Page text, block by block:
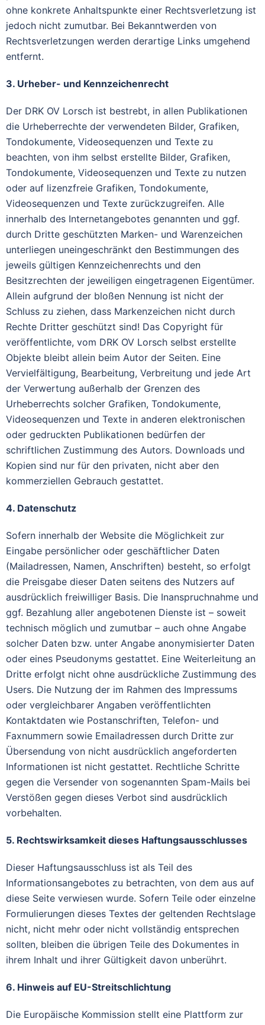
ohne konkrete Anhaltspunkte einer Rechtsverletzung ist
jedoch nicht zumutbar. Bei Bekanntwerden von
Rechtsverletzungen werden derartige Links umgehend
entfernt.
3. Urheber- und Kennzeichenrecht
Der DRK OV Lorsch ist bestrebt, in allen Publikationen
die Urheberrechte der verwendeten Bilder, Grafiken,
Tondokumente, Videosequenzen und Texte zu
beachten, von ihm selbst erstellte Bilder, Grafiken,
Tondokumente, Videosequenzen und Texte zu nutzen
oder auf lizenzfreie Grafiken, Tondokumente,
Videosequenzen und Texte zurückzugreifen. Alle
innerhalb des Internetangebotes genannten und ggf.
durch Dritte geschützten Marken- und Warenzeichen
unterliegen uneingeschränkt den Bestimmungen des
jeweils gültigen Kennzeichenrechts und den
Besitzrechten der jeweiligen eingetragenen Eigentümer.
Allein aufgrund der bloßen Nennung ist nicht der
Schluss zu ziehen, dass Markenzeichen nicht durch
Rechte Dritter geschützt sind! Das Copyright für
veröffentlichte, vom DRK OV Lorsch selbst erstellte
Objekte bleibt allein beim Autor der Seiten. Eine
Vervielfältigung, Bearbeitung, Verbreitung und jede Art
der Verwertung außerhalb der Grenzen des
Urheberrechts solcher Grafiken, Tondokumente,
Videosequenzen und Texte in anderen elektronischen
oder gedruckten Publikationen bedürfen der
schriftlichen Zustimmung des Autors. Downloads und
Kopien sind nur für den privaten, nicht aber den
kommerziellen Gebrauch gestattet.
4. Datenschutz
Sofern innerhalb der Website die Möglichkeit zur
Eingabe persönlicher oder geschäftlicher Daten
(Mailadressen, Namen, Anschriften) besteht, so erfolgt
die Preisgabe dieser Daten seitens des Nutzers auf
ausdrücklich freiwilliger Basis. Die Inanspruchnahme und
ggf. Bezahlung aller angebotenen Dienste ist – soweit
technisch möglich und zumutbar – auch ohne Angabe
solcher Daten bzw. unter Angabe anonymisierter Daten
oder eines Pseudonyms gestattet. Eine Weiterleitung an
Dritte erfolgt nicht ohne ausdrückliche Zustimmung des
Users. Die Nutzung der im Rahmen des Impressums
oder vergleichbarer Angaben veröffentlichten
Kontaktdaten wie Postanschriften, Telefon- und
Faxnummern sowie Emailadressen durch Dritte zur
Übersendung von nicht ausdrücklich angeforderten
Informationen ist nicht gestattet. Rechtliche Schritte
gegen die Versender von sogenannten Spam-Mails bei
Verstößen gegen dieses Verbot sind ausdrücklich
vorbehalten.
5. Rechtswirksamkeit dieses Haftungsausschlusses
Dieser Haftungsausschluss ist als Teil des
Informationsangebotes zu betrachten, von dem aus auf
diese Seite verwiesen wurde. Sofern Teile oder einzelne
Formulierungen dieses Textes der geltenden Rechtslage
nicht, nicht mehr oder nicht vollständig entsprechen
sollten, bleiben die übrigen Teile des Dokumentes in
ihrem Inhalt und ihrer Gültigkeit davon unberührt.
6. Hinweis auf EU-Streitschlichtung
Die Europäische Kommission stellt eine Plattform zur